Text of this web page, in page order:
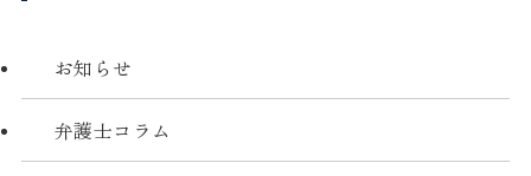
お知らせ
弁護士コラム